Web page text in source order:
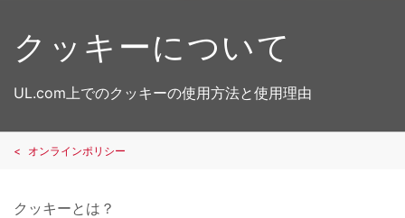
クッキーについて
UL.com上でのクッキーの使用方法と使用理由
オンラインポリシー
クッキーとは？